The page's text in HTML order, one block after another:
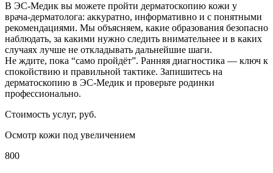
В ЭС‑Медик вы можете пройти дерматоскопию кожи у
врача‑дерматолога: аккуратно, информативно и с понятными
рекомендациями. Мы объясняем, какие образования безопасно
наблюдать, за какими нужно следить внимательнее и в каких
случаях лучше не откладывать дальнейшие шаги.
Не ждите, пока “само пройдёт”. Ранняя диагностика — ключ к
спокойствию и правильной тактике. Запишитесь на
дерматоскопию в ЭС‑Медик и проверьте родинки
профессионально.
Стоимость услуг, руб.
Осмотр кожи под увеличением
800